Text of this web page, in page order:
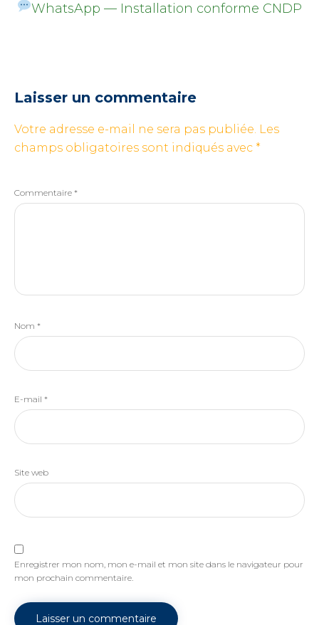
WhatsApp — Installation conforme CNDP
Laisser un commentaire
Votre adresse e-mail ne sera pas publiée. Les
champs obligatoires sont indiqués avec *
Commentaire *
Nom *
E-mail *
Site web
Enregistrer mon nom, mon e-mail et mon site dans le navigateur pour
mon prochain commentaire.